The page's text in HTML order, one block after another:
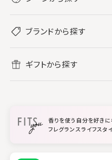
レディース香水
メンズ香水
ボディミスト・スプレー
すべてのバス・ボディケア
ボディ・ハンドクリーム
入浴剤
ホームフレグランス
すべてのホームフレグラ
ルームフレグランス
スタイリング
リフレッシュしたい
ブランドから探す
ギフトから探す
香りを使う自分を好きに
フレグランスライフスタ